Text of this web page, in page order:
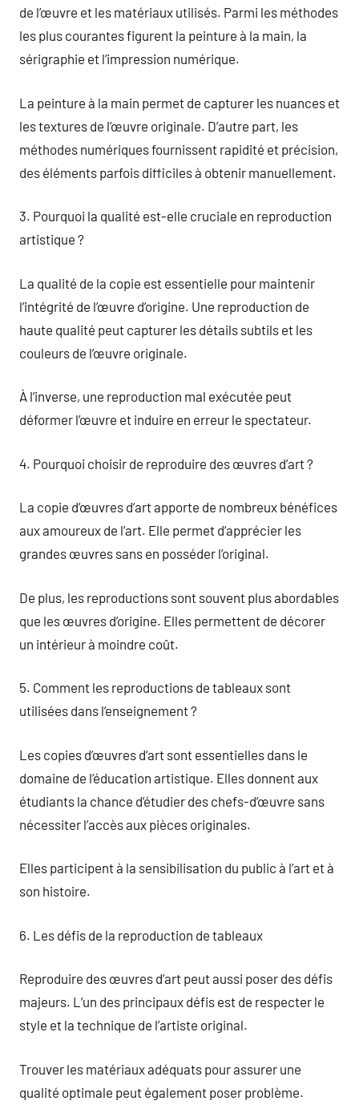
de l’œuvre et les matériaux utilisés. Parmi les méthodes
les plus courantes figurent la peinture à la main, la
sérigraphie et l’impression numérique.
La peinture à la main permet de capturer les nuances et
les textures de l’œuvre originale. D’autre part, les
méthodes numériques fournissent rapidité et précision,
des éléments parfois difficiles à obtenir manuellement.
3. Pourquoi la qualité est-elle cruciale en reproduction
artistique ?
La qualité de la copie est essentielle pour maintenir
l’intégrité de l’œuvre d’origine. Une reproduction de
haute qualité peut capturer les détails subtils et les
couleurs de l’œuvre originale.
À l’inverse, une reproduction mal exécutée peut
déformer l’œuvre et induire en erreur le spectateur.
4. Pourquoi choisir de reproduire des œuvres d’art ?
La copie d’œuvres d’art apporte de nombreux bénéfices
aux amoureux de l’art. Elle permet d’apprécier les
grandes œuvres sans en posséder l’original.
De plus, les reproductions sont souvent plus abordables
que les œuvres d’origine. Elles permettent de décorer
un intérieur à moindre coût.
5. Comment les reproductions de tableaux sont
utilisées dans l’enseignement ?
Les copies d’œuvres d’art sont essentielles dans le
domaine de l’éducation artistique. Elles donnent aux
étudiants la chance d’étudier des chefs-d’œuvre sans
nécessiter l’accès aux pièces originales.
Elles participent à la sensibilisation du public à l’art et à
son histoire.
6. Les défis de la reproduction de tableaux
Reproduire des œuvres d’art peut aussi poser des défis
majeurs. L’un des principaux défis est de respecter le
style et la technique de l’artiste original.
Trouver les matériaux adéquats pour assurer une
qualité optimale peut également poser problème.